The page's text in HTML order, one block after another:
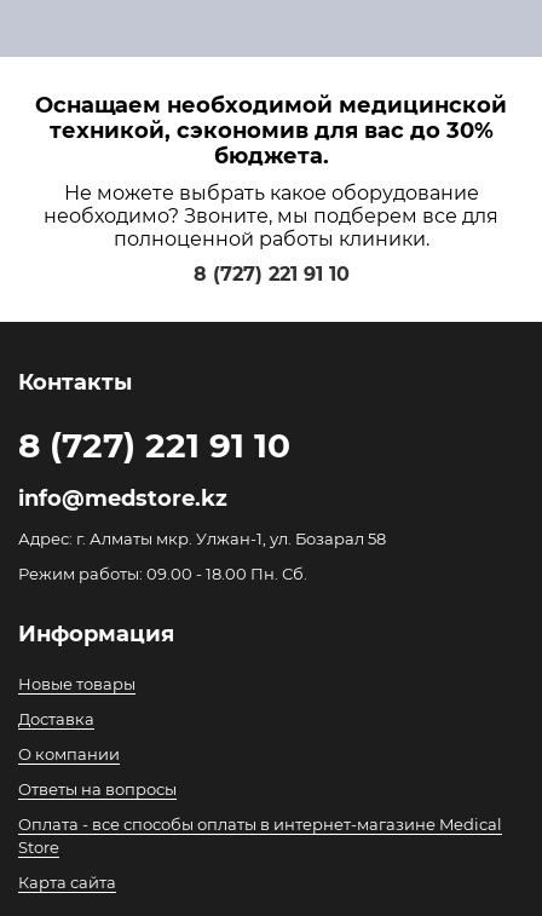
Оснащаем необходимой медицинской
техникой, сэкономив для вас до 30%
бюджета.
Не можете выбрать какое оборудование
необходимо? Звоните, мы подберем все для
полноценной работы клиники.
8 (727) 221 91 10
Контакты
8 (727) 221 91 10
info@medstore.kz
Адрес: г. Алматы мкр. Улжан-1, ул. Бозарал 58
Режим работы: 09.00 - 18.00 Пн. Сб.
Информация
Новые товары
Доставка
О компании
Ответы на вопросы
Оплата - все способы оплаты в интернет-магазине Medical
Store
Карта сайта